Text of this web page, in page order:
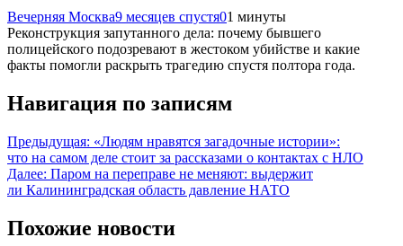
Вечерняя Москва9 месяцев спустя01 минуты
Реконструкция запутанного дела: почему бывшего
полицейского подозревают в жестоком убийстве и какие
факты помогли раскрыть трагедию спустя полтора года.
Навигация по записям
Предыдущая: «Людям нравятся загадочные истории»:
что на самом деле стоит за рассказами о контактах с НЛО
Далее: Паром на переправе не меняют: выдержит
ли Калининградская область давление НАТО
Похожие новости